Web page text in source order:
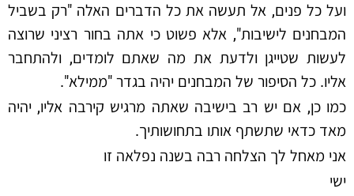
ועל כל פנים, אל תעשה את כל הדברים האלה "רק בשביל
המבחנים לישיבות", אלא פשוט כי אתה בחור רציני שרוצה
לעשות שטייגן ולדעת את מה שאתם לומדים, ולהתחבר
אליו. כל הסיפור של המבחנים יהיה בגדר "ממילא".
כמו כן, אם יש רב בישיבה שאתה מרגיש קירבה אליו, יהיה
מאד כדאי שתשתף אותו בתחושותיך.
אני מאחל לך הצלחה רבה בשנה נפלאה זו
ישי